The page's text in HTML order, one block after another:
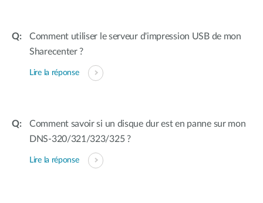
Comment utiliser le serveur d'impression USB de mon
Sharecenter ?
Lire la réponse
Comment savoir si un disque dur est en panne sur mon
DNS-320/321/323/325 ?
Lire la réponse